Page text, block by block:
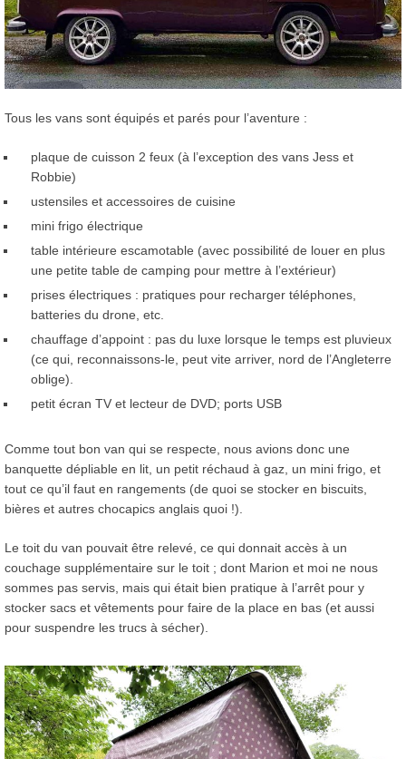
Tous les vans sont équipés et parés pour l’aventure :
plaque de cuisson 2 feux (à l’exception des vans Jess et
Robbie)
ustensiles et accessoires de cuisine
mini frigo électrique
table intérieure escamotable (avec possibilité de louer en plus
une petite table de camping pour mettre à l’extérieur)
prises électriques : pratiques pour recharger téléphones,
batteries du drone, etc.
chauffage d’appoint : pas du luxe lorsque le temps est pluvieux
(ce qui, reconnaissons-le, peut vite arriver, nord de l’Angleterre
oblige).
petit écran TV et lecteur de DVD; ports USB
Comme tout bon van qui se respecte, nous avions donc une
banquette dépliable en lit, un petit réchaud à gaz, un mini frigo, et
tout ce qu’il faut en rangements (de quoi se stocker en biscuits,
bières et autres chocapics anglais quoi !).
Le toit du van pouvait être relevé, ce qui donnait accès à un
couchage supplémentaire sur le toit ; dont Marion et moi ne nous
sommes pas servis, mais qui était bien pratique à l’arrêt pour y
stocker sacs et vêtements pour faire de la place en bas (et aussi
pour suspendre les trucs à sécher).